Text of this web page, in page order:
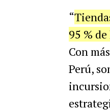
“
95 %
Con
Perú,